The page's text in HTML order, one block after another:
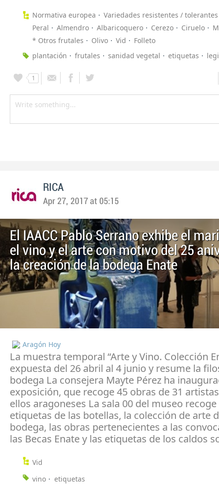
Normativa europea
Variedades resistentes / tolerantes
Peral
Almendro Albaricoquero Cerezo Ciruelo
* Otros frutales
Olivo Vid
Folleto
plantación
frutales sanidad vegetal etiquetas
1
RICA
Apr 27, 2017 at 05:15
El IAACC Pablo Serrano exhibe el
el vino y el arte con motivo del 25
la creación de la bodega Enate
Aragón Hoy
La muestra temporal “Arte y Vino. Colección
expuesta del 26 abril al 4 junio y resume la
bodega La consejera Mayte Pérez ha
exposición, que recoge 45 obras de 31
ellos aragoneses La sala 00 del museo recoge
etiquetas de las botellas, la colección de arte
bodega, las obras pertenecientes a las
las Becas Enate y las etiquetas de los caldos
Vid
vino
etiquetas